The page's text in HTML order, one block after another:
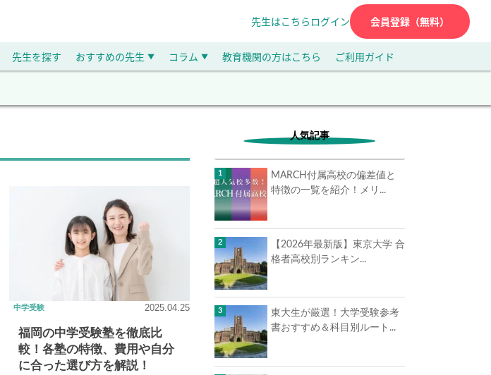
先生はこちら ログイン 会員登録（無料）
先生を探す おすすめの先生 ▼ コラム ▼ 教育機関の方はこちら ご利用ガイド
中学受験 2025.04.25
福岡の中学受験塾を徹底比
較！各塾の特徴、費用や自分
に合った選び方を解説！
人気記事
MARCH付属高校の偏差値と
特徴の一覧を紹介！メリ...
【2026年最新版】東京大学 合
格者高校別ランキン...
東大生が厳選！大学受験参考
書おすすめ＆科目別ルート...